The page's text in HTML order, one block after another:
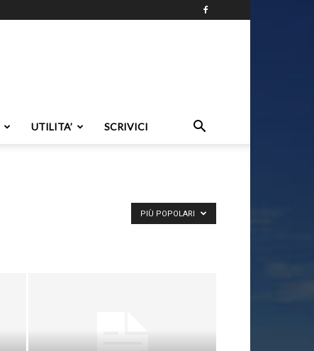
UTILITA’ SCRIVICI
PIÙ POPOLARI